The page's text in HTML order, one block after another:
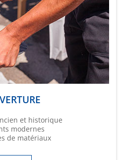
et historique
modernes
de matériaux